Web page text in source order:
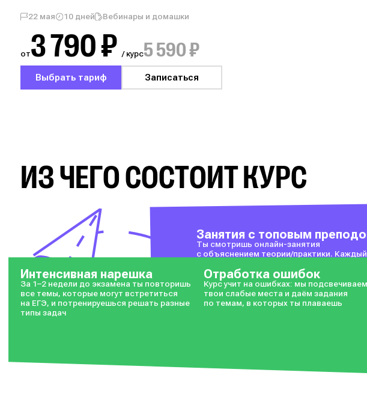
22 мая 10 дней Вебинары и домашки
Выбрать тариф Записаться
от3 790 ₽ / курс5 590 ₽
ИЗ ЧЕГО СОСТОИТ КУРС
Занятия с топовым
Ты смотришь онлайн-занятия
с объяснением теории/практики. Каждый
Интенсивная нарешка
За 1–2 недели до экзамена ты повторишь
все темы, которые могут встретиться
на ЕГЭ, и потренируешься решать разные
типы задач
Отработка ошибок
Курс учит на ошибках: мы подсвечиваем
твои слабые места и даём задания
по темам, в которых ты плаваешь